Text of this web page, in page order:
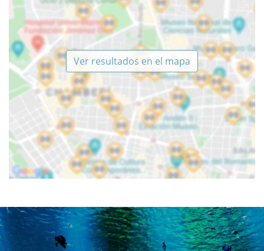
Ver resultados en el mapa